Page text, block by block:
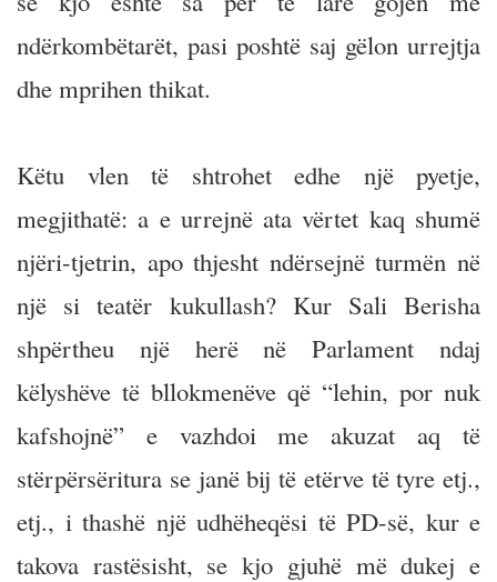
ndërkombëtarët, pasi poshtë saj gëlon urrejtja
dhe mprihen thikat.
Këtu vlen të shtrohet edhe një pyetje,
megjithatë: a e urrejnë ata vërtet kaq shumë
njëri-tjetrin, apo thjesht ndërsejnë turmën në
një si teatër kukullash? Kur Sali Berisha
shpërtheu një herë në Parlament ndaj
këlyshëve të bllokmenëve që “lehin, por nuk
kafshojnë” e vazhdoi me akuzat aq të
stërpërsëritura se janë bij të etërve të tyre etj.,
etj., i thashë një udhëheqësi të PD-së, kur e
takova rastësisht, se kjo gjuhë më dukej e